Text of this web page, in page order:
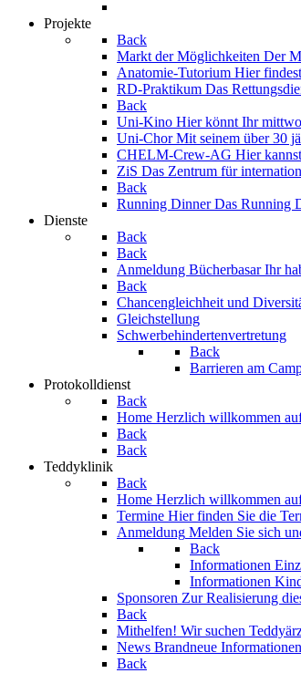
Projekte
Back
Markt der Möglichkeiten Der
Anatomie-Tutorium Hier
RD-Praktikum Das
Back
Uni-Kino Hier könnt Ihr
Uni-Chor Mit seinem über 30
CHELM-Crew-AG Hier
ZiS Das Zentrum für
Back
Running Dinner Das Running
Dienste
Back
Back
Anmeldung Bücherbasar Ihr
Back
Chancengleichheit und
Gleichstellung
Schwerbehindertenvertretung
Back
Barrieren am
Protokolldienst
Back
Home Herzlich willkommen
Back
Back
Teddyklinik
Back
Home Herzlich willkommen
Termine Hier finden Sie die
Anmeldung Melden Sie sich
Back
Informationen
Informationen
Sponsoren Zur Realisierung
Back
Mithelfen! Wir suchen
News Brandneue
Back